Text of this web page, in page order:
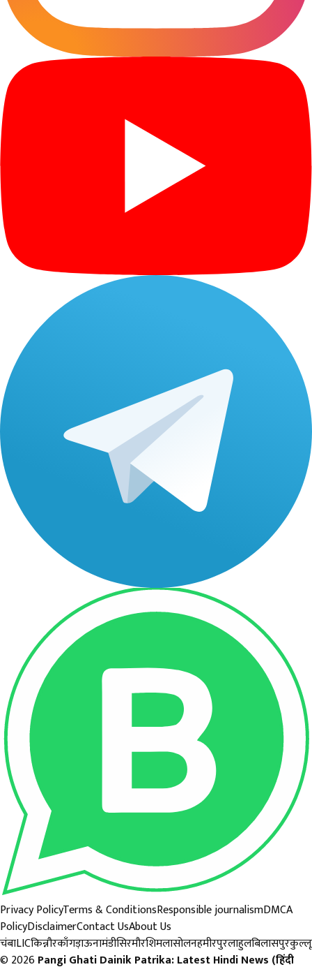
Privacy PolicyTerms & ConditionsResponsible journalismDMCA
PolicyDisclaimerContact UsAbout Us
चंबाLICकिन्नौरकाँगड़ाऊनामंडीसिरमौरशिमलासोलनहमीरपुरलाहुलबिलासपुरकुल्लू
© 2026Pangi Ghati Dainik Patrika: Latest Hindi News (हिंदी